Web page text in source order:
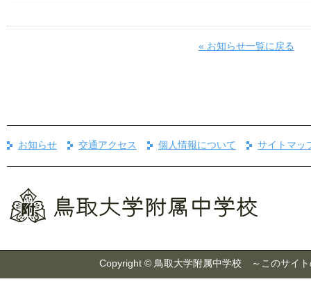
« お知らせ一覧に戻る
お知らせ 交通アクセス 個人情報について サイトマッ
Copyright © 鳥取大学附属中学校 ～このサイト